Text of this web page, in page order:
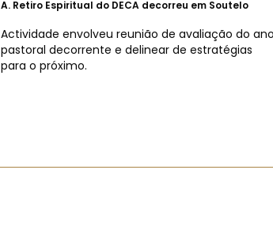
A. Retiro Espiritual do DECA decorreu em Soutelo
Actividade envolveu reunião de avaliação do ano
pastoral decorrente e delinear de estratégias
para o próximo.